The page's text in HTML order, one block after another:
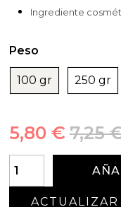
Ingrediente
Peso
100 gr 250 gr
7,25
5,80 €